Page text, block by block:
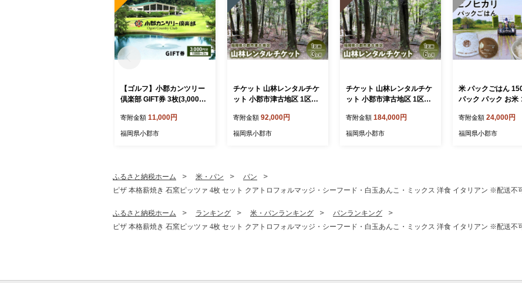
【ゴルフ】小郡カンツリー
倶楽部 GIFT券 3枚(3,000円
寄附金額 11,000円
福岡県小郡市
チケット 山林レンタルチケ
ット 小郡市津古地区 1区画
寄附金額 92,000円
福岡県小郡市
チケット 山林レンタルチケ
ット 小郡市津古地区 1区画
寄附金額 184,000円
福岡県小郡市
米 パックごはん
パック パック お米
寄附金額 24,000円
福岡県小郡市
ふるさと納税ホーム 米・パン
パン
ピザ 本格薪焼き 石窯ピッツァ 4枚 セット クアトロフォルマッジ・シーフード・白玉あんこ・ミックス 洋食 イタリアン ※配送不
ふるさと納税ホーム ランキング 米・パンランキング
パンランキング
ピザ 本格薪焼き 石窯ピッツァ 4枚 セット クアトロフォルマッジ・シーフード・白玉あんこ・ミックス 洋食 イタリアン ※配送不